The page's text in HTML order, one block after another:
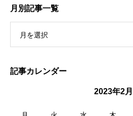
月別記事一覧
月を選択
記事カレンダー
2023年2月